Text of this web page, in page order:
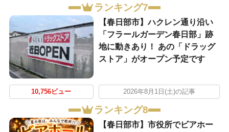
ランキング7
【春日部市】ハクレン通り沿い
「フラールガーデン春日部」跡
地に動きあり！ あの「ドラッグ
ストア」がオープン予定です
10,756ビュー 2026年8月1日(土)の記事
ランキング8
【春日部市】市役所でビアホー